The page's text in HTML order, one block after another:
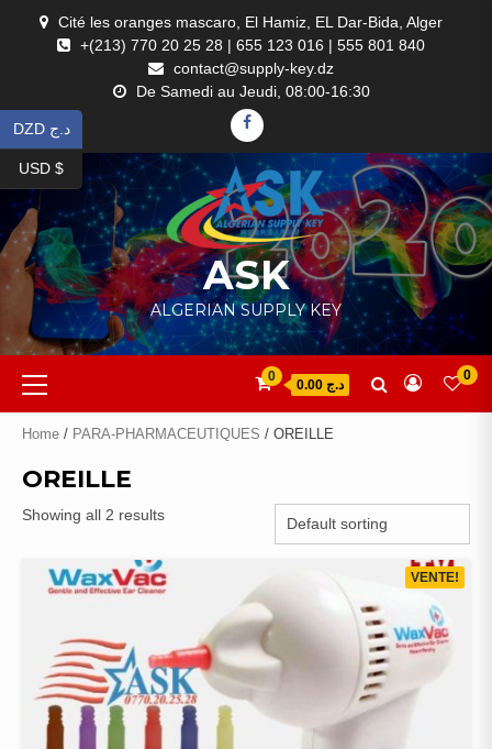
Cité les oranges mascaro, El Hamiz, EL Dar-Bida, Alger
+(213) 770 20 25 28 | 655 123 016 | 555 801 840
contact@supply-key.dz
De Samedi au Jeudi, 08:00-16:30
FACEBOOK
ASK
ALGERIAN SUPPLY KEY
Primary
Menu
0
د.ج 0.00
0
Home / PARA-PHARMACEUTIQUES / OREILLE
OREILLE
Showing all 2 results
VENTE!
DZD د.ج
USD $